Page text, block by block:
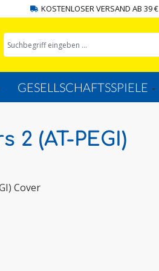
KOSTENLOSER VERSAND AB 39 €
GESELLSCHAFTSSPIELE
2 (AT-PEGI)